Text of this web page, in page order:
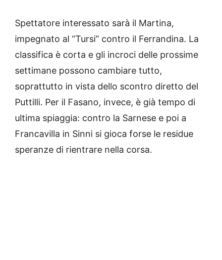
Spettatore interessato sarà il Martina,
impegnato al “Tursi” contro il Ferrandina. La
classifica è corta e gli incroci delle prossime
settimane possono cambiare tutto,
soprattutto in vista dello scontro diretto del
Puttilli. Per il Fasano, invece, è già tempo di
ultima spiaggia: contro la Sarnese e poi a
Francavilla in Sinni si gioca forse le residue
speranze di rientrare nella corsa.